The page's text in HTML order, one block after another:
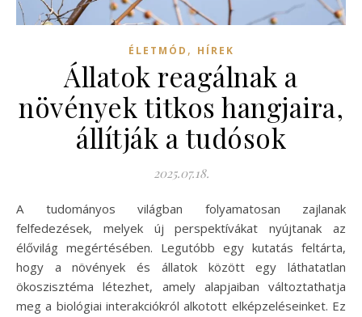
ÉLETMÓD , HÍREK
Állatok reagálnak a
növények titkos hangjaira,
állítják a tudósok
2025.07.18.
A tudományos világban folyamatosan zajlanak
felfedezések, melyek új perspektívákat nyújtanak az
élővilág megértésében. Legutóbb egy kutatás feltárta,
hogy a növények és állatok között egy láthatatlan
ökoszisztéma létezhet, amely alapjaiban változtathatja
meg a biológiai interakciókról alkotott elképzeléseinket. Ez